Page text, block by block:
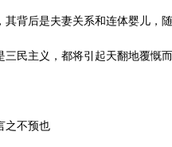
其背后是夫妻关系和连体婴儿，
三民主义，都将引起天翻地覆慨
之不预也